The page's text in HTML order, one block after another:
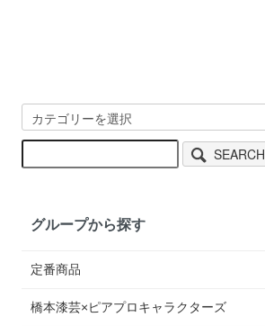
SEARCH
グループから探す
定番商品
橋本漆芸×ピアプロキャラクターズ